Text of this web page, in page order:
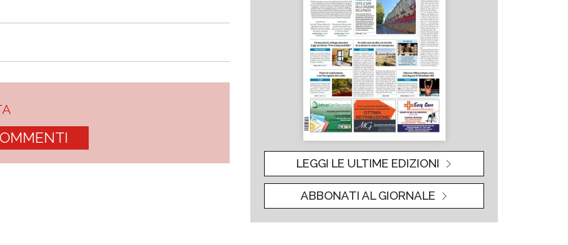
LEGGI LE ULTIME EDIZIONI
ABBONATI AL GIORNALE